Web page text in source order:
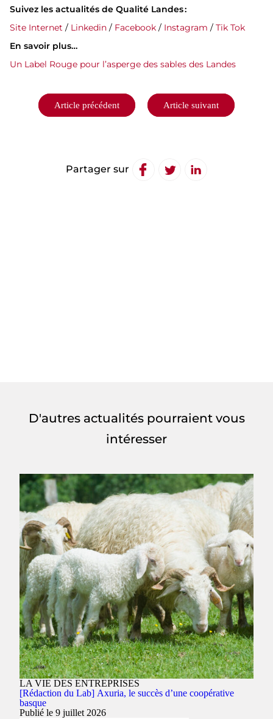
Suivez les actualités de Qualité Landes :
Site Internet / Linkedin / Facebook / Instagram / Tik Tok
En savoir plus…
Un Label Rouge pour l’asperge des sables des Landes
Navigation
Article précédent Article suivant
Partager sur
D'autres actualités pourraient vous
intéresser
LA VIE DES ENTREPRISES
[Rédaction du Lab] Axuria, le succès d’une coopérative
basque
Publié le 9 juillet 2026